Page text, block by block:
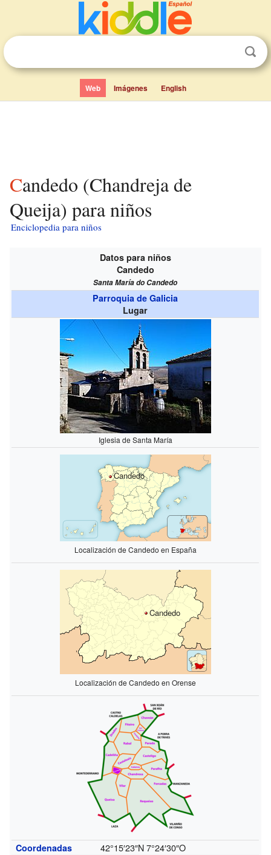
Web Imágenes English
Candedo (Chandreja de
Queija) para niños
Enciclopedia para niños
Datos para niños
Candedo
Santa María do Candedo
Parroquia de Galicia
Lugar
Iglesia de Santa María
Candedo
Localización de Candedo en España
Candedo
Localización de Candedo en Orense
Coordenadas 42°15′23″N 7°24′30″O